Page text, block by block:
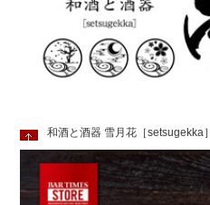
和酒と酒器 雪月花［setsugekka］